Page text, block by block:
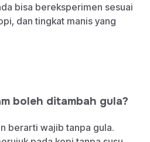
bisa bereksperimen sesuai
dan tingkat manis yang
boleh ditambah gula?
berarti wajib tanpa gula.